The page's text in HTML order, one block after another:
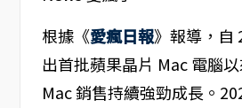
根據《愛瘋日報》報導，自
出首批蘋果晶片 Mac 電腦
Mac 銷售持續強勁成長。